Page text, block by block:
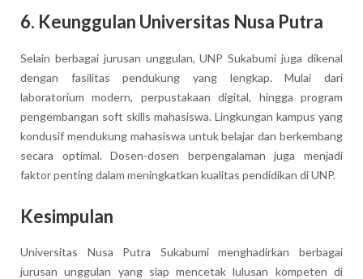
6. Keunggulan Universitas Nusa Putra
Selain berbagai jurusan unggulan, UNP Sukabumi juga dikenal
dengan fasilitas pendukung yang lengkap. Mulai dari
laboratorium modern, perpustakaan digital, hingga program
pengembangan soft skills mahasiswa. Lingkungan kampus yang
kondusif mendukung mahasiswa untuk belajar dan berkembang
secara optimal. Dosen-dosen berpengalaman juga menjadi
faktor penting dalam meningkatkan kualitas pendidikan di UNP.
Kesimpulan
Universitas Nusa Putra Sukabumi menghadirkan berbagai
jurusan unggulan yang siap mencetak lulusan kompeten di